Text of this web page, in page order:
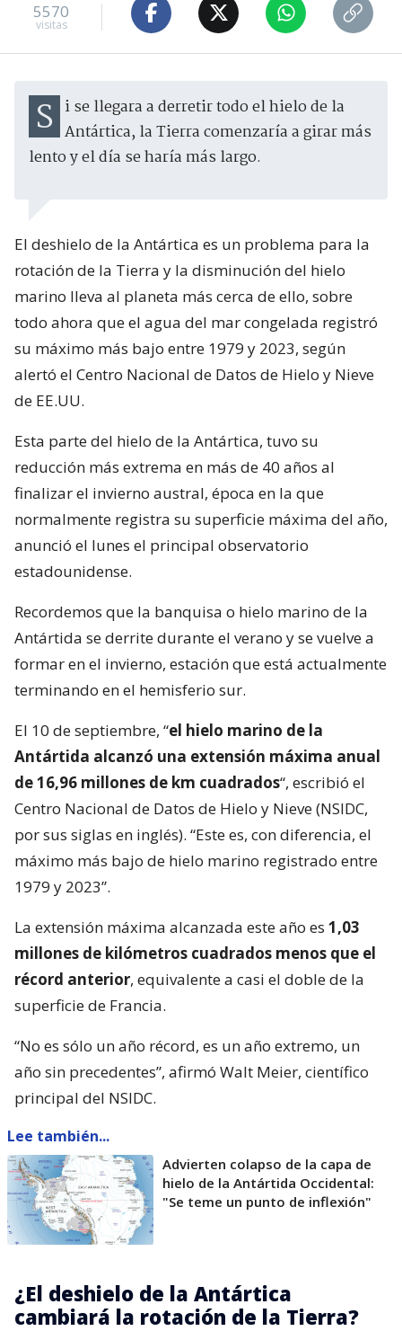
5570
visitas
Si se llegara a derretir todo el hielo de la Antártica, la Tierra comenzaría a girar más
lento y el día se haría más largo.
El deshielo de la Antártica es un problema para la
rotación de la Tierra y la disminución del hielo
marino lleva al planeta más cerca de ello, sobre
todo ahora que el agua del mar congelada registró
su máximo más bajo entre 1979 y 2023, según
alertó el Centro Nacional de Datos de Hielo y Nieve
de EE.UU.
Esta parte del hielo de la Antártica, tuvo su
reducción más extrema en más de 40 años al
finalizar el invierno austral, época en la que
normalmente registra su superficie máxima del año,
anunció el lunes el principal observatorio
estadounidense.
Recordemos que la banquisa o hielo marino de la
Antártida se derrite durante el verano y se vuelve a
formar en el invierno, estación que está actualmente
terminando en el hemisferio sur.
El 10 de septiembre, “el hielo marino de la
Antártida alcanzó una extensión máxima anual
de 16,96 millones de km cuadrados“, escribió el
Centro Nacional de Datos de Hielo y Nieve (NSIDC,
por sus siglas en inglés). “Este es, con diferencia, el
máximo más bajo de hielo marino registrado entre
1979 y 2023”.
La extensión máxima alcanzada este año es 1,03
millones de kilómetros cuadrados menos que el
récord anterior, equivalente a casi el doble de la
superficie de Francia.
“No es sólo un año récord, es un año extremo, un
año sin precedentes”, afirmó Walt Meier, científico
principal del NSIDC.
Lee también...
Advierten colapso de la capa de
hielo de la Antártida Occidental:
"Se teme un punto de inflexión"
¿El deshielo de la Antártica
cambiará la rotación de la Tierra?